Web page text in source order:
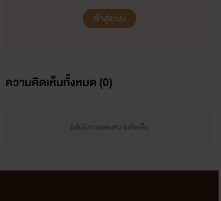
ฝากด้วยนะคะ
เข้าสู่ระบบ
ความคิดเห็นทั้งหมด (0)
ยังไม่มีการแสดงความคิดเห็น